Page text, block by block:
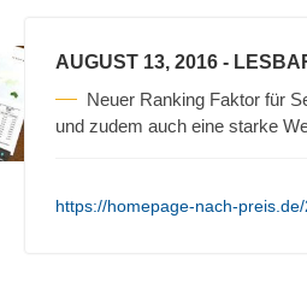
AUGUST 13, 2016 -
Neuer Ranking Faktor für
und zudem auch eine starke
https://homepage-nach-